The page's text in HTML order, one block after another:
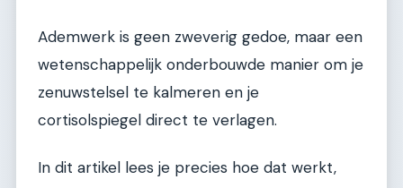
Ademwerk is geen zweverig gedoe, maar een
wetenschappelijk onderbouwde manier om je
zenuwstelsel te kalmeren en je
cortisolspiegel direct te verlagen.
In dit artikel lees je precies hoe dat werkt,